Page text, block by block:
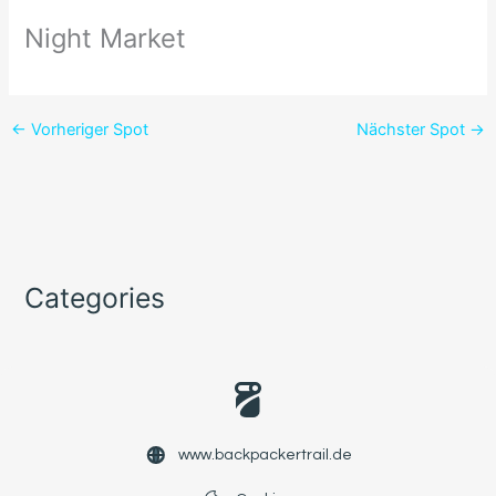
Night Market
← Vorheriger Spot Nächster Spot →
Categories
www.backpackertrail.de